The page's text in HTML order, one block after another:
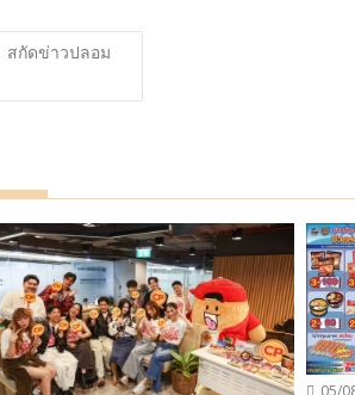
สกัดข่าวปลอม